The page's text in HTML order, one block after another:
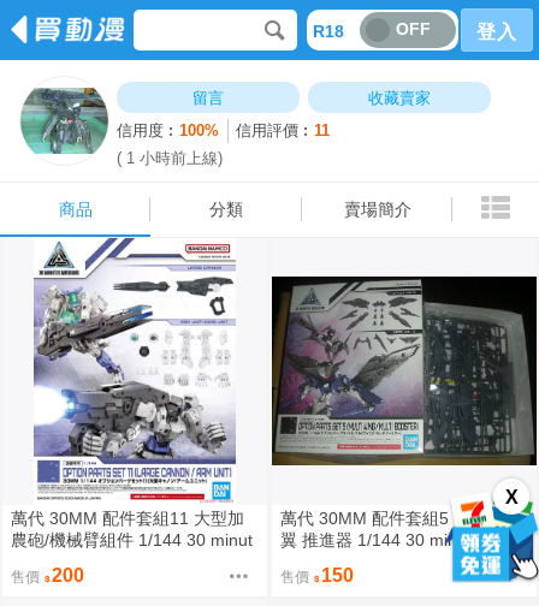
R18 OFF 登入
留言
收藏賣家
信用度︰100% 信用評價︰11
( 1 小時前上線)
商品 分類 賣場簡介
X
萬代 30MM 配件套組11 大型加
農砲/機械臂組件 1/144 30 minut
售價 200
萬代 30MM 配件套組5 多功能機
翼 推進器 1/144 30 minutes mis
售價 150
商品 分類 賣場簡介